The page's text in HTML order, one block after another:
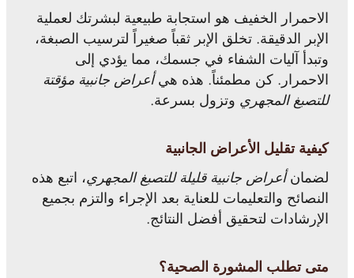
الاحمرار الخفيف هو استجابة طبيعية لبشرتك لعملية
الإبر الدقيقة. تخلق الإبر ثقباً صغيراً لترسيب الصبغة،
وتبدأ آليات الشفاء في جسمك، مما يؤدي إلى
الاحمرار. كن مطمئناً. هذه هيأعراض جانبية مؤقتة
للتصبغ المجهري وتزول بسرعة.
كيفية تقليل الأعراض الجانبية
لضمانأعراض جانبية قليلة للتصبغ المجهري، اتبع هذه
النصائح والتعليمات للعناية بعد الإجراء والتزم بجميع
الإرشادات لتحقيق أفضل النتائج.
متى تطلب المشورة الصحية؟